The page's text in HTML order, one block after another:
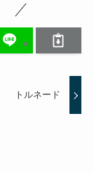
トルネード